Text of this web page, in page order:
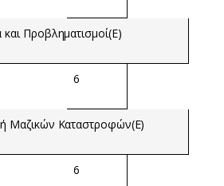
και Προβληματισμοί(Ε)
6
Μαζικών Καταστροφών(Ε)
6